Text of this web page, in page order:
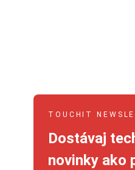
TOUCHIT
Dostávaj
novinky ako